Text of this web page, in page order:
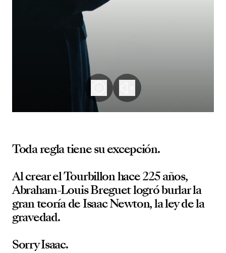
Toda regla tiene su excepción.
Al crear el Tourbillon hace 225 años,
Abraham-Louis Breguet logró burlar la
gran teoría de Isaac Newton, la ley de la
gravedad.
Sorry Isaac.